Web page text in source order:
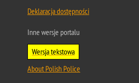
Deklaracja dostępności
Inne wersje portalu
Wersja tekstowa
About Polish Police